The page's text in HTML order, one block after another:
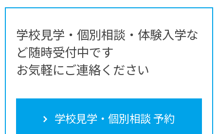
学校見学・個別相談・体験入学な
ど随時受付中です
お気軽にご連絡ください
学校見学・個別相談 予約